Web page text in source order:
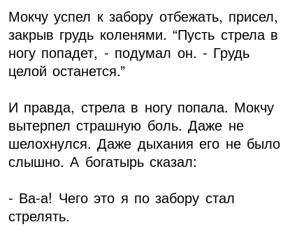
Мокчу успел к забору отбежать, присел,
закрыв грудь коленями. “Пусть стрела в
ногу попадет, - подумал он. - Грудь
целой останется.”
И правда, стрела в ногу попала. Мокчу
вытерпел страшную боль. Даже не
шелохнулся. Даже дыхания его не было
слышно. А богатырь сказал:
- Ва-а! Чего это я по забору стал
стрелять.